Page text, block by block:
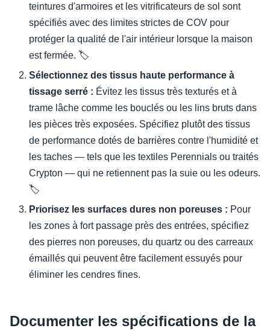
teintures d'armoires et les vitrificateurs de sol sont
spécifiés avec des limites strictes de COV pour
protéger la qualité de l'air intérieur lorsque la maison
est fermée. 🏷️
Sélectionnez des tissus haute performance à
tissage serré : Évitez les tissus très texturés et à
trame lâche comme les bouclés ou les lins bruts dans
les pièces très exposées. Spécifiez plutôt des tissus
de performance dotés de barrières contre l'humidité et
les taches — tels que les textiles Perennials ou traités
Crypton — qui ne retiennent pas la suie ou les odeurs.
🏷️
Priorisez les surfaces dures non poreuses : Pour
les zones à fort passage près des entrées, spécifiez
des pierres non poreuses, du quartz ou des carreaux
émaillés qui peuvent être facilement essuyés pour
éliminer les cendres fines.
Documenter les spécifications de la